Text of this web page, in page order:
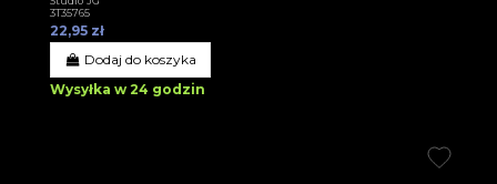
3T35765
22,95 zł
Dodaj do koszyka
Wysyłka w 24 godzin